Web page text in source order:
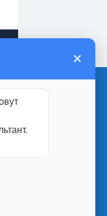
1П
×